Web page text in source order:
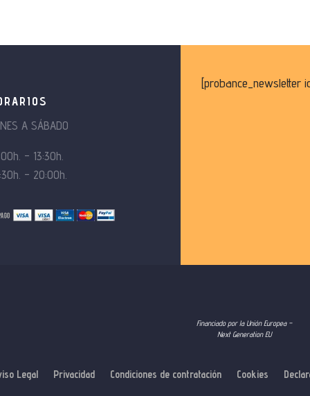
A SÁBADO
– 13:30h.
– 20:00h.
[probance_newsletter
Financiado por la Unión Europea –
Next Generation EU
Legal Privacidad Condiciones de contratación Cookies